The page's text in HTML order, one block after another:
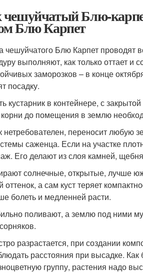
Блю-
Блю Карпет
Блю Карпет проводят
выполняют, как только оттает и
заморозков – в конце
посадку.
кустарник в контейнере, с
до помещения в землю
переносит
саженца. Если на участке
Его делают из слоя камней,
солнечные, открытые, лучше
оттенок, а сам куст теряет
болеть и медленней расти.
поливают, а землю под ними
разрастается, при создании
расстояния при высадке.
группу, растения надо